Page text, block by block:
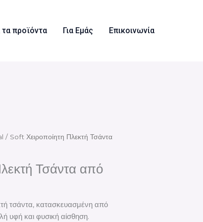
προϊόντα Για Εμάς Επικοινωνία
/ Soft Χειροποίητη Πλεκτή Τσάντα
Τσάντα από
τσάντα, κατασκευασμένη από
υφή και φυσική αίσθηση.